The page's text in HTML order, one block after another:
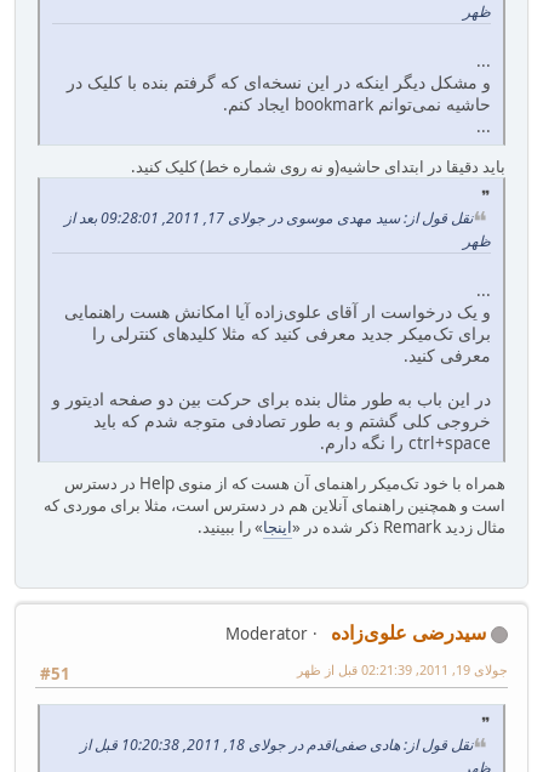
ظهر
...
و مشکل دیگر اینکه در این نسخه‌ای که گرفتم بنده با کلیک در
حاشیه نمی‌توانم bookmark ایجاد کنم.
...
باید دقیقا در ابتدای حاشیه(و نه روی شماره خط) کلیک کنید.
نقل قول از: سید مهدی موسوی در جولای 17, 2011, 09:28:01 بعد از
ظهر
...
و یک درخواست ار آقای علوی‌زاده آیا امکانش هست راهنمایی
برای تک‌میکر جدید معرفی کنید که مثلا کلیدهای کنترلی را
معرفی کنید.
در این باب به طور مثال بنده برای حرکت بین دو صفحه ادیتور و
خروجی کلی گشتم و به طور تصادفی متوجه شدم که باید
ctrl+space را نگه دارم.
همراه با خود تک‌میکر راهنمای آن هست که از منوی Help در دسترس
است و همچنین راهنمای آنلاین هم در دسترس است، مثلا برای موردی که
مثال زدید Remark ذکر شده در «
اینجا» را ببینید.
سیدرضی علوی‌زاده
Moderator
#51
جولای 19, 2011, 02:21:39 قبل از ظهر
نقل قول از: هادی صفی‌اقدم در جولای 18, 2011, 10:20:38 قبل از
ظهر